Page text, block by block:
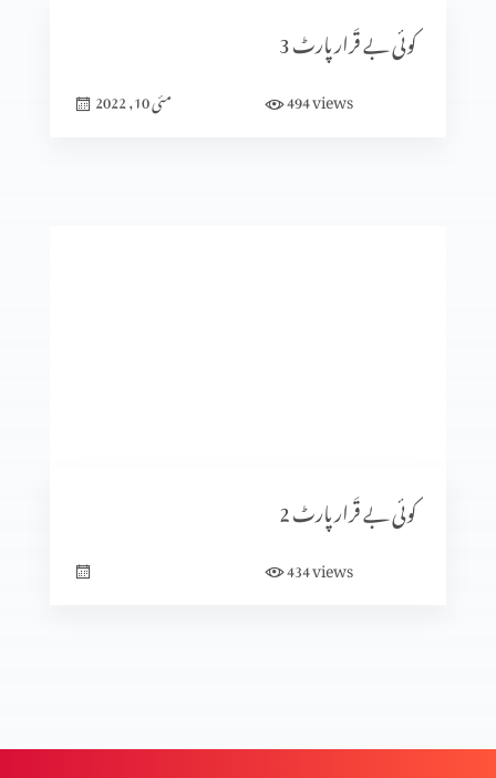
خواب دکھنے والا پارٹ 2
وعدہ پارٹ 8
کوئی بے قَرار پارٹ 3
مئی 10, 2022 494views
کوئی بے قَرار پارٹ 2
434views